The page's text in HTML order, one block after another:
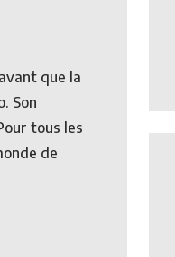
que la
Son
tous les
de